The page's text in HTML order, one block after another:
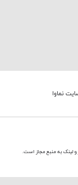
نماوا
و لینک به منبع مجاز است.